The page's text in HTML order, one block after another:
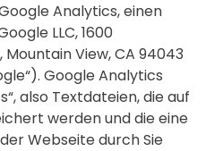
Analytics, einen
LLC, 1600
View, CA 94043
Google Analytics
also Textdateien, die auf
werden und die eine
Webseite durch Sie